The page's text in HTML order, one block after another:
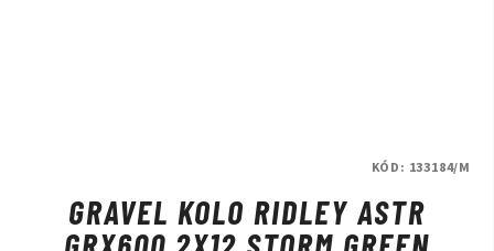
GRAVEL KOLO RIDLEY ASTR
KÓD: 133184/M